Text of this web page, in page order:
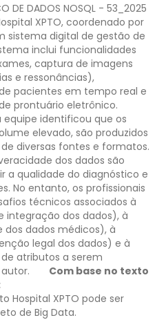
DE DADOS NOSQL - 53_2025
XPTO, coordenado por
sistema digital de gestão de
inclui funcionalidades
captura de imagens
e ressonâncias),
pacientes em tempo real e
prontuário eletrônico.
identificou que os
elevado, são produzidos
diversas fontes e formatos.
dos dados são
a qualidade do diagnóstico e
No entanto, os profissionais
técnicos associados à
integração dos dados), à
dos dados médicos), à
legal dos dados) e à
atributos a serem
Com base no texto
Hospital XPTO pode ser
de Big Data.